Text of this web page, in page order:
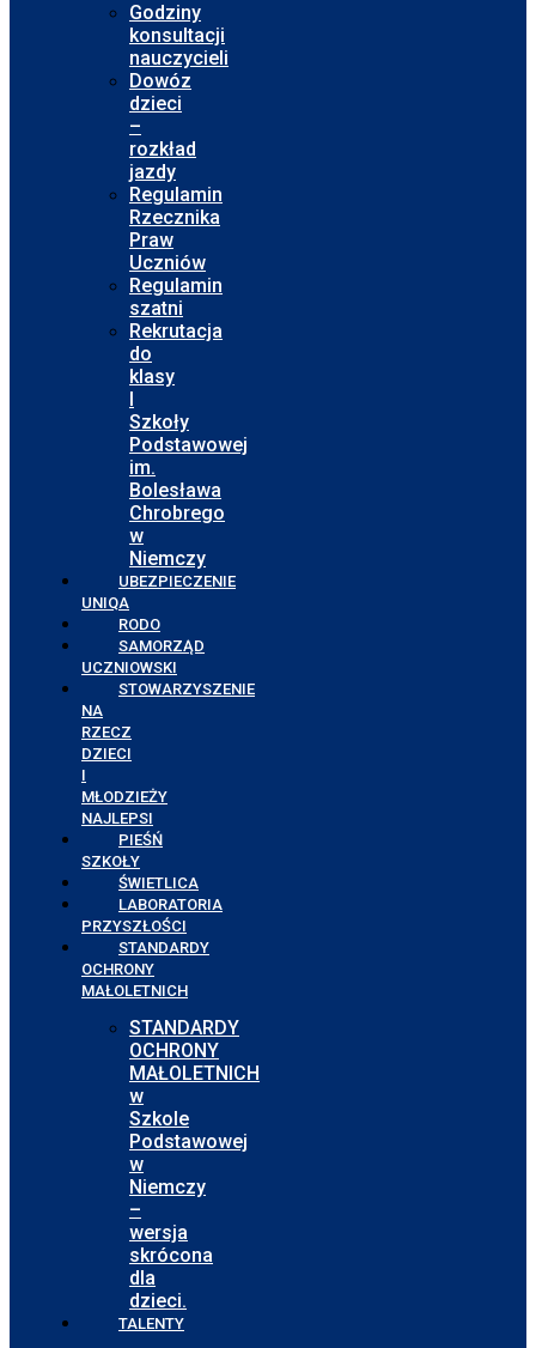
Godziny
konsultacji
nauczycieli
Dowóz
dzieci
–
rozkład
jazdy
Regulamin
Rzecznika
Praw
Uczniów
Regulamin
szatni
Rekrutacja
do
klasy
I
Szkoły
Podstawowej
im.
Bolesława
Chrobrego
w
Niemczy
UBEZPIECZENIE
UNIQA
RODO
SAMORZĄD
UCZNIOWSKI
STOWARZYSZENIE
NA
RZECZ
DZIECI
I
MŁODZIEŻY
NAJLEPSI
PIEŚŃ
SZKOŁY
ŚWIETLICA
LABORATORIA
PRZYSZŁOŚCI
STANDARDY
OCHRONY
MAŁOLETNICH
STANDARDY
OCHRONY
MAŁOLETNICH
w
Szkole
Podstawowej
w
Niemczy
–
wersja
skrócona
dla
dzieci.
TALENTY